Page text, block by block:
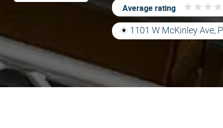
Average rating ★ ★ ★ ★
★ ★ ★ ★
1101 W McKinley Ave,